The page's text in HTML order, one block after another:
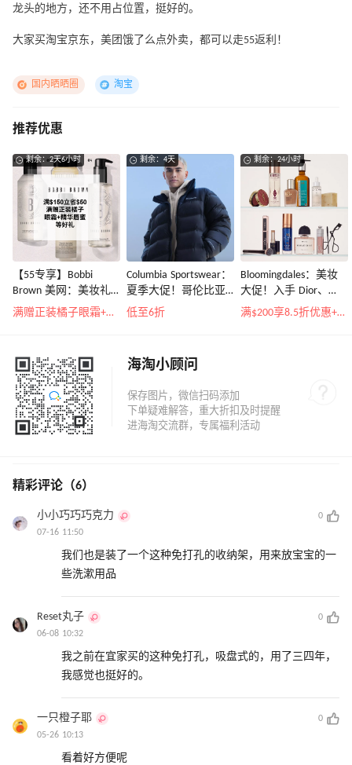
龙头的地方，还不用占位置，挺好的。
大家买淘宝京东，美团饿了么点外卖，都可以走55返利！
国内晒晒圈 淘宝
推荐优惠
剩余：2天6小时
【55专享】Bobbi
Brown 美网：美妆礼
遇！满$150立省$50
满赠正装橘子眼霜+精华唇蜜等好礼
剩余：4天
Columbia Sportswear：
夏季大促！哥伦比亚
运动热卖
低至6折
剩余：24小时
Bloomingdales：美妆
大促！入手 Dior、
Prada、TF 等
满$200享8.5折优惠+部分送好礼
海淘小顾问
精彩评论（6）
小小巧巧巧克力
0
07-16 11:50
我们也是装了一个这种免打孔的收纳架，用来放宝宝的一
些洗漱用品
Reset丸子
0
06-08 10:32
我之前在宜家买的这种免打孔，吸盘式的，用了三四年，
我感觉也挺好的。
一只橙子耶
0
05-26 10:13
看着好方便呢